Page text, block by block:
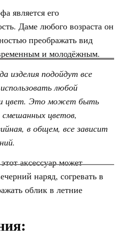
является его
Даме любого возраста он
преображать вид
и молодёжным.
изделия подойдут все
любой
и цвет. Это может быть
цветов,
в общем, все зависит
аксессуар может
наряд, согревать в
облик в летние